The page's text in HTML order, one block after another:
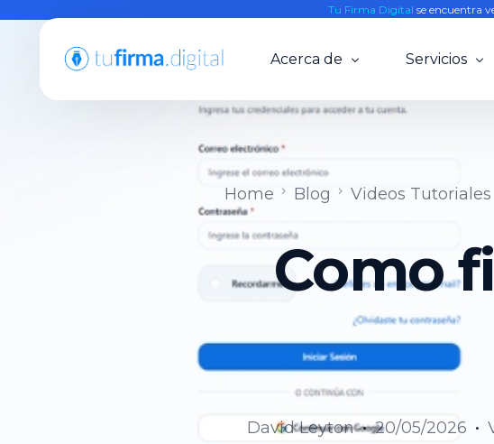
Tu Firma Digital se encuentra
Acerca de
Nosotros
Alianzas
Blog
Knowledge Base
Servicios
Biometría
Gestión
API (On
Home Blog Videos Tutoriales
Como
David Leyton 20/05/2026